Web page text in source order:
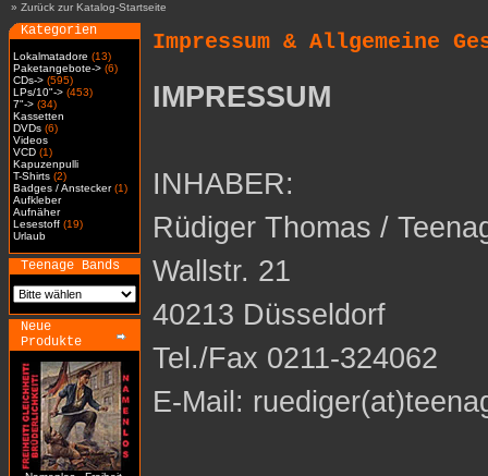
» Zurück zur Katalog-Startseite
Kategorien
Lokalmatadore (13)
Paketangebote-> (6)
CDs-> (595)
LPs/10"-> (453)
7"-> (34)
Kassetten
DVDs (6)
Videos
VCD (1)
Kapuzenpulli
T-Shirts (2)
Badges / Anstecker(1)
Aufkleber
Aufnäher
Lesestoff (19)
Urlaub
Teenage Bands
Neue
Produkte
Impressum & Allgemeine
IMPRESSUM
INHABER:
Rüdiger Thomas /
Wallstr. 21
40213 Düsseldorf
Tel./Fax 0211-324062
E-Mail: